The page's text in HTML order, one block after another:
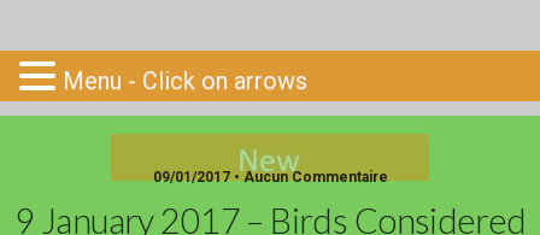
Go-South
09/01/2017 • Aucun Commentaire
9 January 2017 – Birds Considered
Menu - Click on arrows